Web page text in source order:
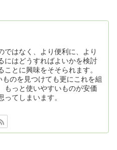
ではなく、より便利に、より
にはどうすればよいかを検討
ことに興味をそそられます。
ものを見つけても更にこれを組
もっと使いやすいものが安価
ってしまいます。